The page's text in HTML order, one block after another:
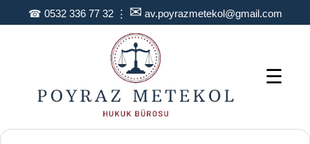
☎ 0532 336 77 32⋮ ✉ av.poyrazmetekol@gmail.com
☰